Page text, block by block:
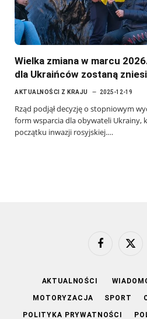
Wielka zmiana w marcu
dla Ukraińców zostaną
AKTUALNOŚCI Z KRAJU 2025-12-19
Rząd podjął decyzję o stopniowym
form wsparcia dla obywateli Ukrainy,
początku inwazji rosyjskiej.…
FacebookX
AKTUALNOŚCI
MOTORYZACJA SPORT
POLITYKA PRYWATNOŚCI